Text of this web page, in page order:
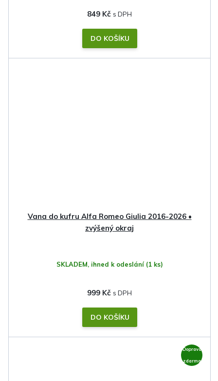
849 Kč
DO KOŠÍKU
Vana do kufru Alfa Romeo Giulia 2016-2026 •
zvýšený okraj
SKLADEM, ihned k odeslání (1 ks)
999 Kč
DO KOŠÍKU
Doprava
zdarma